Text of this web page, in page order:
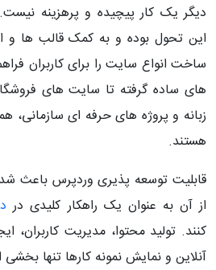
دیگر یک کار پیچیده و پرهزینه
این تحول بوده و به کمک قالب‌ ها و
ساخت انواع سایت را برای کاربران
های ساده گرفته تا سایت‌ های
زبانه و پروژه‌ های حرفه‌ ای سازمانی،
هستند.
قابلیت توسعه‌ پذیری وردپرس باعث
از آن به عنوان یک راهکار کلیدی در
کنند. تولید محتوا، مدیریت کاربران،
آنلاین و نمایش نمونه‌ کارها تنها